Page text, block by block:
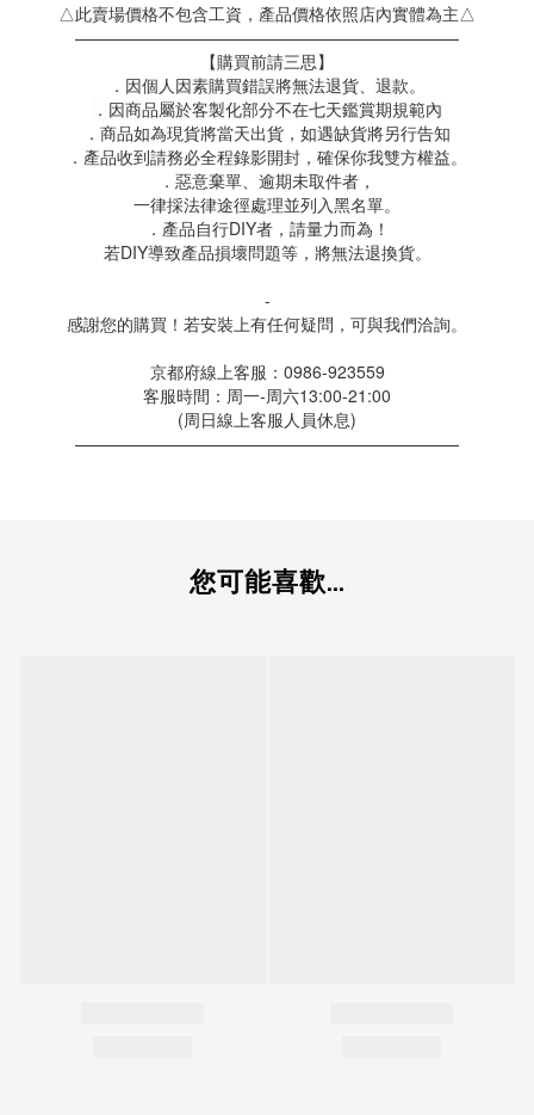
△此賣場價格不包含工資，產品價格依照店內實體為主△
———————————————————————
【購買前請三思】
．因個人因素購買錯誤將無法退貨、退款。
．因商品屬於客製化部分不在七天鑑賞期規範內
．商品如為現貨將當天出貨，如遇缺貨將另行告知
．產品收到請務必全程錄影開封，確保你我雙方權益。
．惡意棄單、逾期未取件者，
一律採法律途徑處理並列入黑名單。
．產品自行DIY者，請量力而為！
若DIY導致產品損壞問題等，將無法退換貨。
-
感謝您的購買！若安裝上有任何疑問，可與我們洽詢。
京都府線上客服：0986-923559
客服時間：周一-周六13:00-21:00
(周日線上客服人員休息)
———————————————————————
您可能喜歡...